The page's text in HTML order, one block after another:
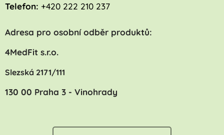
Telefon: +420 222 210 237
Adresa pro osobní odběr produktů:
4MedFit s.r.o.
Slezská 2171/111
130 00 Praha 3 - Vinohrady